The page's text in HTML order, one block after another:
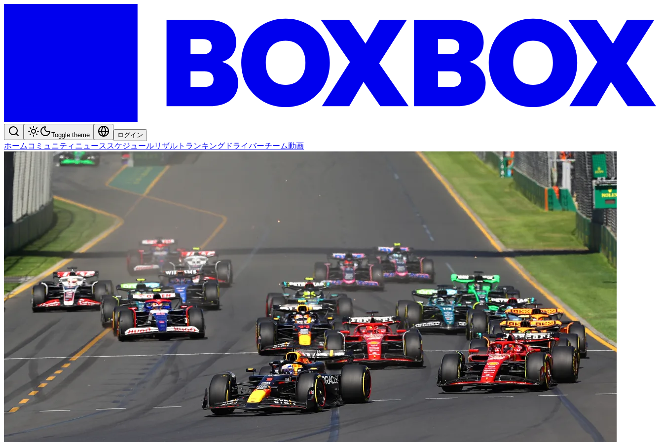
Toggle theme ログイン
ホーム コミュニティ ニュース スケジュールリザルト ランキング ドライバーチーム動画